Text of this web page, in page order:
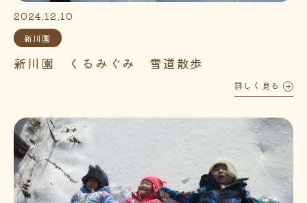
2024.12.10
新川園
新川園 くるみぐみ 雪道散歩
詳しく見る